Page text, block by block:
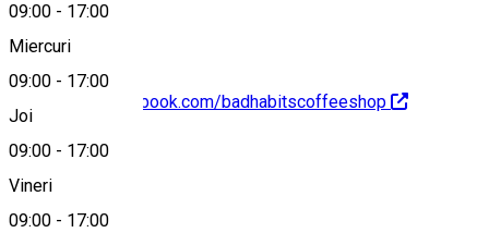
09:00 - 17:00
Miercuri
09:00 - 17:00
Joi
09:00 - 17:00
Vineri
09:00 - 17:00
https://www.facebook.com/badhabitscoffeeshop
Despre